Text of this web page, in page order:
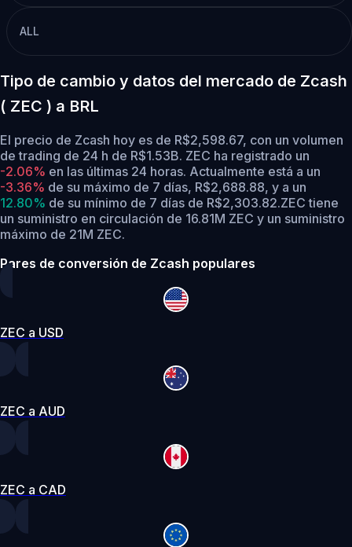
ALL
Tipo de cambio y datos del mercado de Zcash
( ZEC ) a BRL
El precio de Zcash hoy es de R$2,598.67, con un volumen
de trading de 24 h de R$1.53B. ZEC ha registrado un
-2.06% en las últimas 24 horas. Actualmente está a un
-3.36% de su máximo de 7 días, R$2,688.88, y a un
12.80% de su mínimo de 7 días de R$2,303.82.ZEC tiene
un suministro en circulación de 16.81M ZEC y un suministro
máximo de 21M ZEC.
Pares de conversión de Zcash populares
ZEC a USD
ZEC a AUD
ZEC a CAD